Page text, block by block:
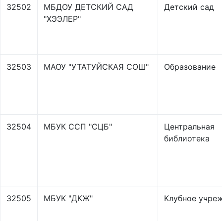
32502
МБДОУ ДЕТСКИЙ САД
"ХЭЭЛЕР"
Детский сад
32503 МАОУ "УТАТУЙСКАЯ СОШ" Образование
32504 МБУК ССП "СЦБ"
Центральная
библиотека
32505 МБУК "ДКЖ" Клубное